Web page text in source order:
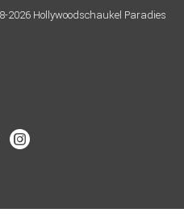
2026 Hollywoodschaukel Paradies